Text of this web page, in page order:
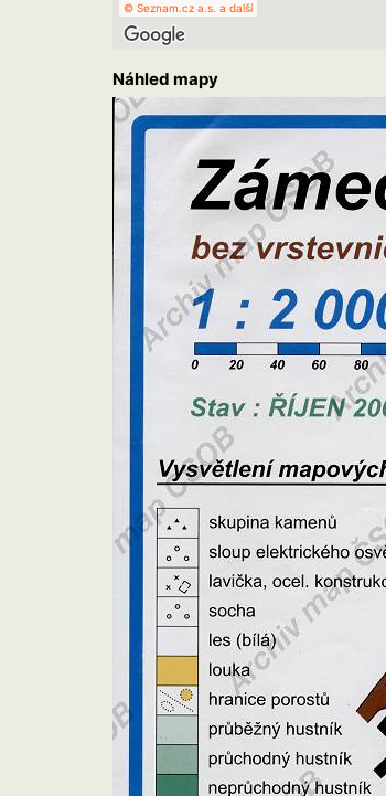
© Seznam.cz a.s. a další
Náhled mapy